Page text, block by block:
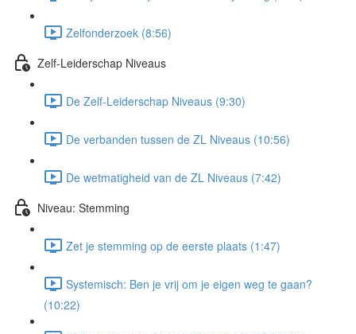
Zelfonderzoek (8:56)
Zelf-Leiderschap Niveaus
De Zelf-Leiderschap Niveaus (9:30)
De verbanden tussen de ZL Niveaus (10:56)
De wetmatigheid van de ZL Niveaus (7:42)
Niveau: Stemming
Zet je stemming op de eerste plaats (1:47)
Systemisch: Ben je vrij om je eigen weg te gaan?
(10:22)